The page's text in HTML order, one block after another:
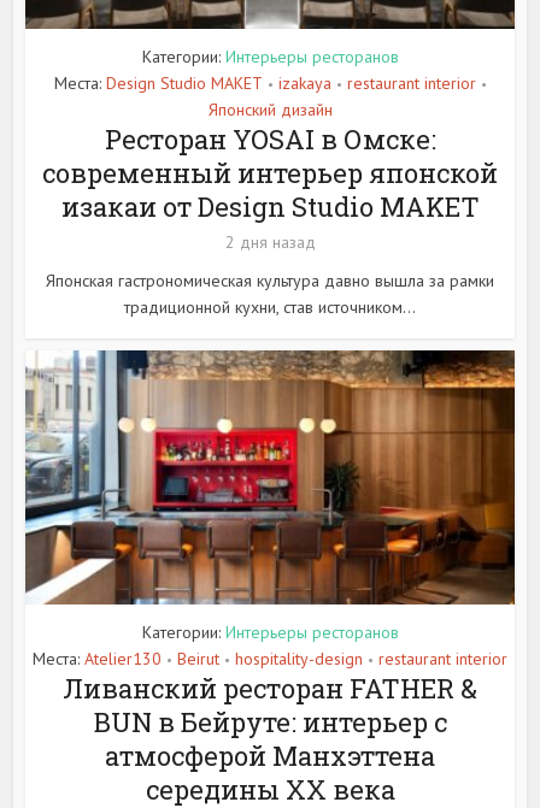
Категории: Интерьеры ресторанов
Места: Design Studio MAKET • izakaya • restaurant interior •
Японский дизайн
Ресторан YOSAI в Омске:
современный интерьер японской
изакаи от Design Studio MAKET
2 дня назад
Японская гастрономическая культура давно вышла за рамки
традиционной кухни, став источником...
Категории: Интерьеры ресторанов
Места: Atelier130 • Beirut • hospitality-design • restaurant interior
Ливанский ресторан FATHER &
BUN в Бейруте: интерьер с
атмосферой Манхэттена
середины XX века